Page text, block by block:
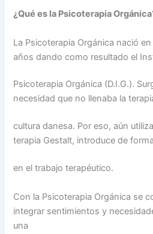
¿Qué es la Psicoterapia
La Psicoterapia Orgánica nació
años dando como resultado el
Psicoterapia Orgánica (D.I.G.).
necesidad que no llenaba la
cultura danesa. Por eso, aún
terapia Gestalt, introduce de
en el trabajo terapéutico.
Con la Psicoterapia Orgánica se
integrar sentimientos y
una